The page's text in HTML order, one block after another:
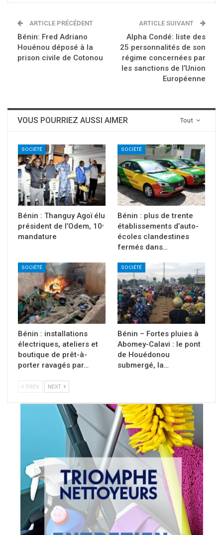
ARTICLE PRÉCÉDENT
Bénin: Fred Adriano
Houénou déposé à la
prison civile de Cotonou
ARTICLE SUIVANT
Alpha Condé: liste des
25 personnalités de son
régime concernées par
les sanctions de l’Union
Européenne
Tout
VOUS POURRIEZ AUSSI AIMER
SOCIÉTÉ
Bénin : Thanguy Agoï élu
président de l’Odem, 10ᵉ
mandature
SOCIÉTÉ
Bénin : plus de trente
établissements d’auto-
écoles clandestines
fermés dans…
SOCIÉTÉ
Bénin : installations
électriques, ateliers et
boutique de prêt-à-
porter ravagés par…
SOCIÉTÉ
Bénin – Fortes pluies à
Abomey-Calavi : le pont
de Houédonou
submergé, la…
PREV NEXT